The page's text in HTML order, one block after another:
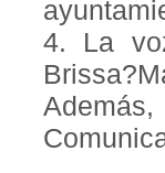
4. La